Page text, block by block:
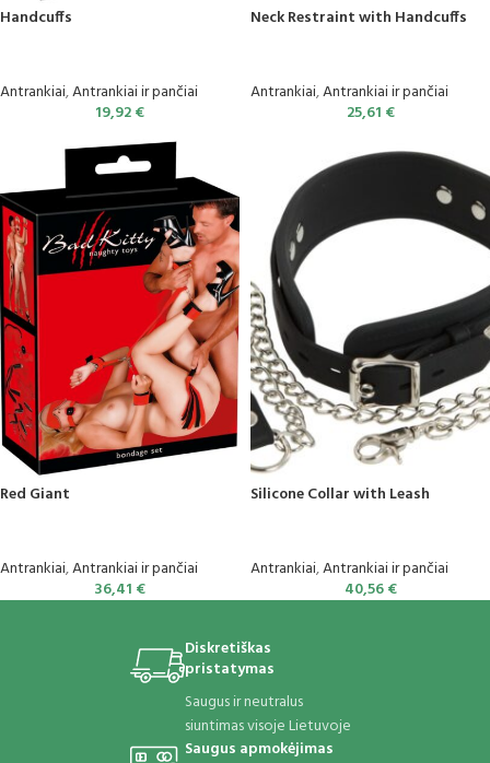
Handcuffs
Antrankiai,Antrankiai ir pančiai
19,92€
Neck Restraint with Handcuffs
Antrankiai,Antrankiai ir pančiai
25,61 €
Red Giant
Antrankiai,Antrankiai ir pančiai
36,41 €
Silicone Collar with Leash
Antrankiai,Antrankiai ir pančiai
40,56€
Diskretiškas
pristatymas
Saugus ir neutralus
siuntimas visoje Lietuvoje
Saugus apmokėjimas